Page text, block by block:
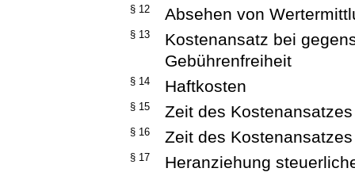
§ 12 Absehen von
§ 13
Kostenansatz bei
Gebührenfreiheit
§ 14 Haftkosten
§ 15 Zeit des
§ 16 Zeit des
§ 17 Heranziehung